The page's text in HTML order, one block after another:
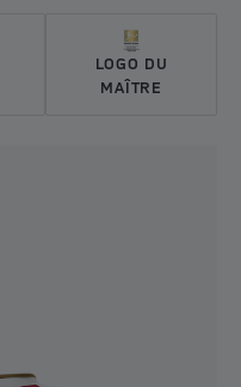
LOGO DU
MAÎTRE